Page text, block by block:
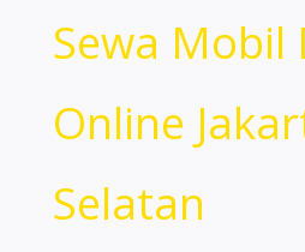
Sewa Mobil
Online
Selatan